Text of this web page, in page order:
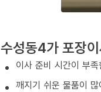
수성동4가 포장
이사 준비 시간이 부
깨지기 쉬운 물품이